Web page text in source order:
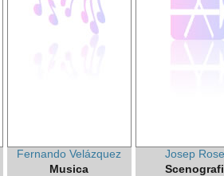
Fernando Velázquez
Musica
Josep